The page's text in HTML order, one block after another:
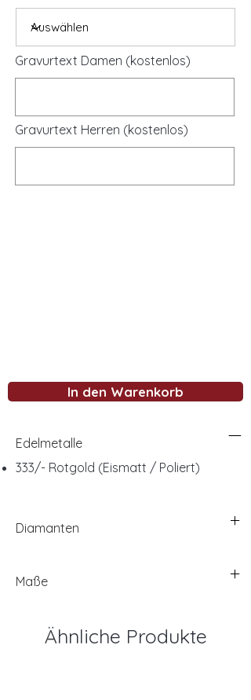
Gravurtext Damen (kostenlos)
Gravurtext Herren (kostenlos)
In den Warenkorb
Edelmetalle
333/- Rotgold (Eismatt / Poliert)
Diamanten
Maße
Ähnliche Produkte